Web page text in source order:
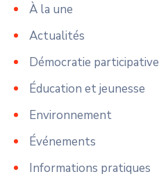
À la une
Actualités
Démocratie participative
Éducation et jeunesse
Environnement
Événements
Informations pratiques